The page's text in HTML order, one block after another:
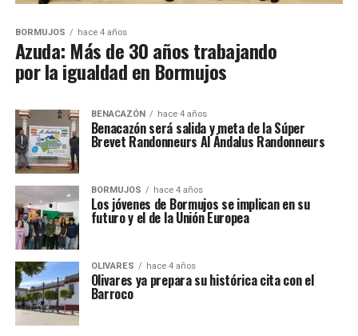
BORMUJOS hace 4 años
Azuda: Más de 30 años trabajando
por la igualdad en Bormujos
BENACAZÓN hace 4 años
Benacazón será salida y meta de la Súper
Brevet Randonneurs Al Ándalus Randonneurs
BORMUJOS hace 4 años
Los jóvenes de Bormujos se implican en su
futuro y el de la Unión Europea
OLIVARES hace 4 años
Olivares ya prepara su histórica cita con el
Barroco